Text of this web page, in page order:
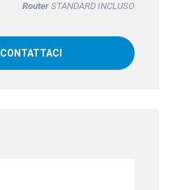
RouterSTANDARD INCLUSO
CONTATTACI